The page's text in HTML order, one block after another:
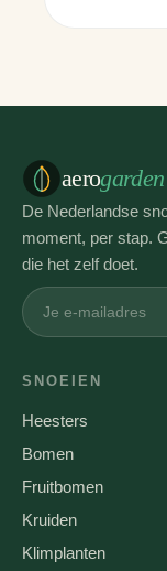
aerogarden
De Nederlandse
moment, per stap.
die het zelf doet.
SNOEIEN
Heesters
Bomen
Fruitbomen
Kruiden
Klimplanten